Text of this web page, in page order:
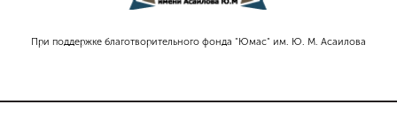
При поддержке благотворительного фонда "Юмас" им. Ю. М. Асаилова